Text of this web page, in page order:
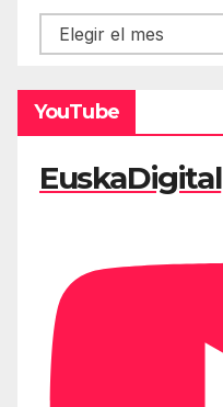
Hemeroteca
YouTube
EuskaDigital